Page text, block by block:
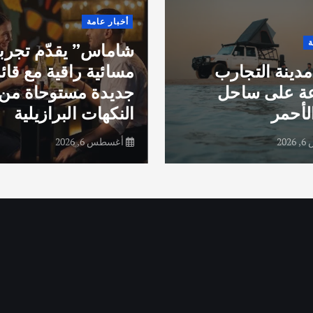
التجارب
على ساحل
أخبار عامة
شاماس” يقدّم
مسائية راقية مع
جديدة مستوحاة
النكهات البرازيلية
أغسطس 6, 2026